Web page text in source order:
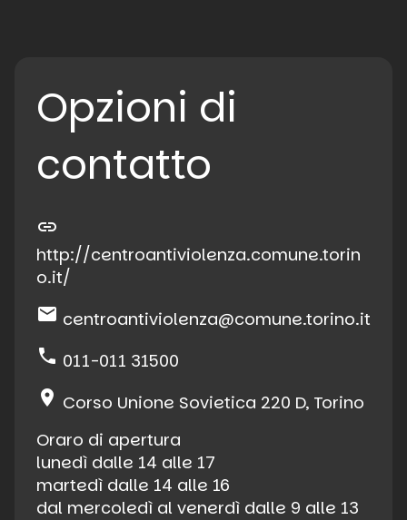
Opzioni di
contatto
link
http://centroantiviolenza.comune.torin
o.it/
email centroantiviolenza@comune.torino.it
phone 011-011 31500
place Corso Unione Sovietica 220 D, Torino
Oraro di apertura
lunedì dalle 14 alle 17
martedì dalle 14 alle 16
dal mercoledì al venerdì dalle 9 alle 13